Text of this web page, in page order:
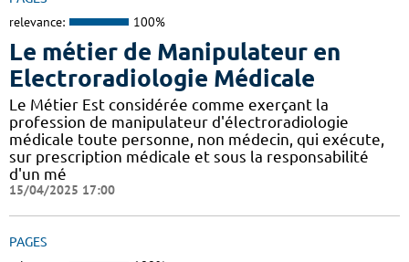
relevance: 100%
Le métier de Manipulateur en
Electroradiologie Médicale
Le Métier Est considérée comme exerçant la
profession de manipulateur d'électroradiologie
médicale toute personne, non médecin, qui exécute,
sur prescription médicale et sous la responsabilité
d'un mé
15/04/2025 17:00
PAGES